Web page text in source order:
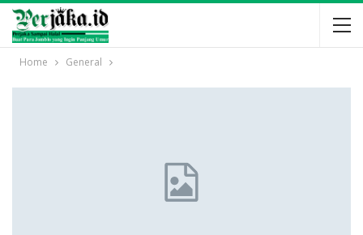
Home General